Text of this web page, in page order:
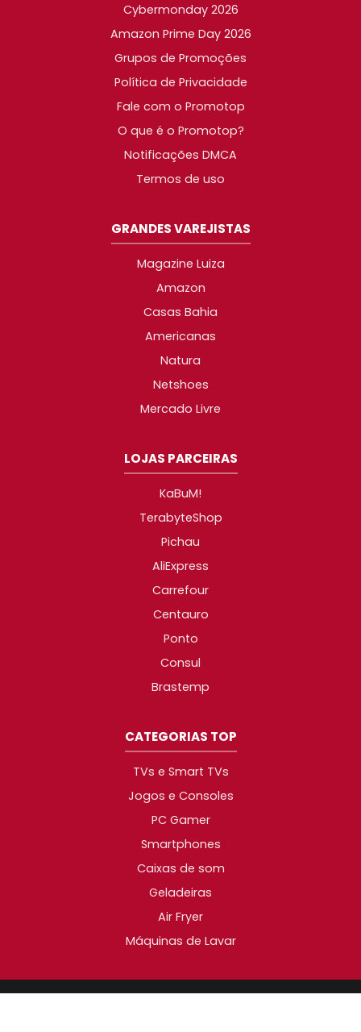
Cybermonday 2026
Amazon Prime Day 2026
Grupos de Promoções
Política de Privacidade
Fale com o Promotop
O que é o Promotop?
Notificações DMCA
Termos de uso
GRANDES VAREJISTAS
Magazine Luiza
Amazon
Casas Bahia
Americanas
Natura
Netshoes
Mercado Livre
LOJAS PARCEIRAS
KaBuM!
TerabyteShop
Pichau
AliExpress
Carrefour
Centauro
Ponto
Consul
Brastemp
CATEGORIAS TOP
TVs e Smart TVs
Jogos e Consoles
PC Gamer
Smartphones
Caixas de som
Geladeiras
Air Fryer
Máquinas de Lavar